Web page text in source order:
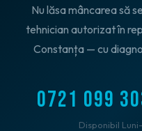
Nu lăsa mâncarea să
tehnician autorizat în
Constanța — cu
0721 099
Disponibil